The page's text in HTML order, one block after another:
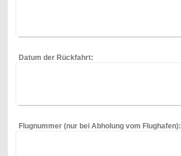
Datum der Rückfahrt:
Flugnummer (nur bei Abholung vom Flughafen):